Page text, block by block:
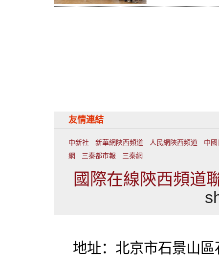
友情連結
中新社 新華網陝西頻道 人民網陝西頻道
中
網
三秦都市報 三秦網
國際在線陝西頻
地址：北京市石景山